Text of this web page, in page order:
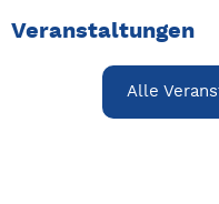
Veranstaltungen
Alle